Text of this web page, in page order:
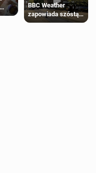
BBC Weather
zapowiada szóstą
falę upałów w